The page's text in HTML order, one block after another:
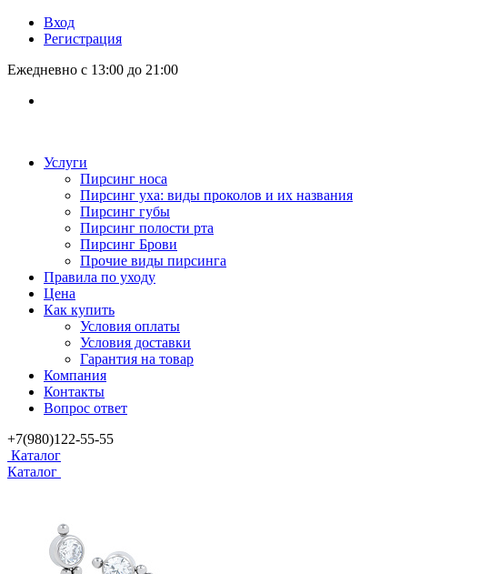
Вход
Регистрация
Ежедневно с 13:00 до 21:00
Услуги
Пирсинг носа
Пирсинг уха: виды проколов и их названия
Пирсинг губы
Пирсинг полости рта
Пирсинг Брови
Прочие виды пирсинга
Правила по уходу
Цена
Как купить
Условия оплаты
Условия доставки
Гарантия на товар
Компания
Контакты
Вопрос ответ
+7(980)122-55-55
Каталог
Каталог